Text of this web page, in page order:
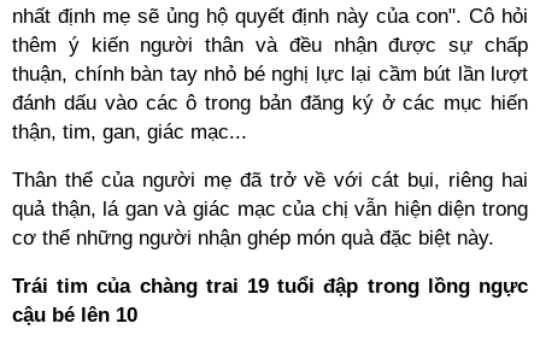
nhất định mẹ sẽ ủng hộ quyết định này của con". Cô hỏi
thêm ý kiến người thân và đều nhận được sự chấp
thuận, chính bàn tay nhỏ bé nghị lực lại cầm bút lần lượt
đánh dấu vào các ô trong bản đăng ký ở các mục hiến
thận, tim, gan, giác mạc...
Thân thể của người mẹ đã trở về với cát bụi, riêng hai
quả thận, lá gan và giác mạc của chị vẫn hiện diện trong
cơ thể những người nhận ghép món quà đặc biệt này.
Trái tim của chàng trai 19 tuổi đập trong lồng ngực
cậu bé lên 10